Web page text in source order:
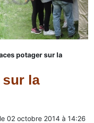
potager sur la
sur la
le 02 octobre 2014 à 14:26